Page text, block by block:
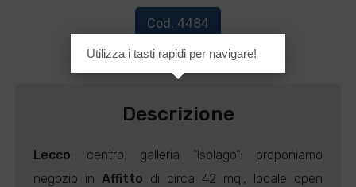
Cod. 4484
Descrizione
Lecco: centro, galleria "Isolago": proponiamo
negozio inAffitto di circa 42 mq., locale open
Utilizza i tasti rapidi per navigare!